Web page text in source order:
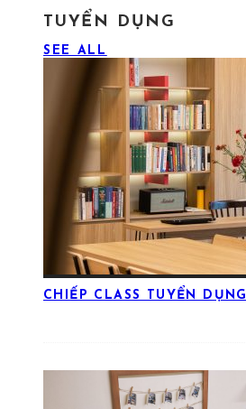
TUYỂN DỤNG
SEE ALL
CHIẾP CLASS TUYỂN DỤNG